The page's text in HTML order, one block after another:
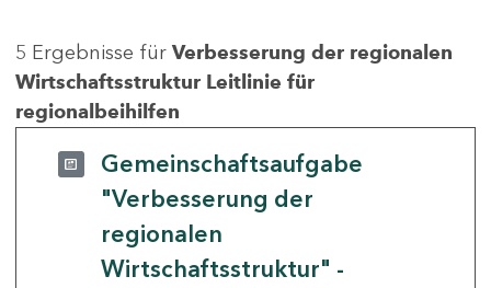
5 Ergebnisse für Verbesserung der regionalen
Wirtschaftsstruktur Leitlinie für
regionalbeihilfen
Gemeinschaftsaufgabe
"Verbesserung der
regionalen
Wirtschaftsstruktur" -